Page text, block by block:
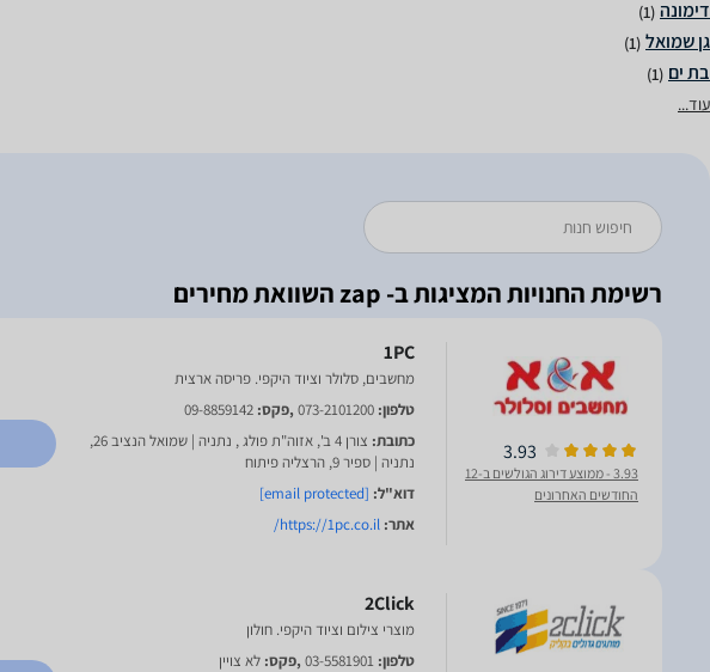
(1)
(1)
(1)
עוד...
רשימת החנויות המציגות ב- zap השוואת מחירים
3.93
3.93
- ממוצע דירוג הגולשים ב-12
החודשים האחרונים
1PC
מחשבים, סלולר וציוד היקפי. פריסה ארצית
טלפון: 073-2101200,פקס: 09-8859142
כתובת:
צורן 4 ב', אזוה"ת פולג , נתניה | שמואל הנציב 26,
נתניה | ספיר 9, הרצליה פיתוח
דוא"ל: [email protected]
אתר: https://1pc.co.il/
2Click
מוצרי צילום וציוד היקפי. חולון
טלפון: 03-5581901,פקס: לא צויין